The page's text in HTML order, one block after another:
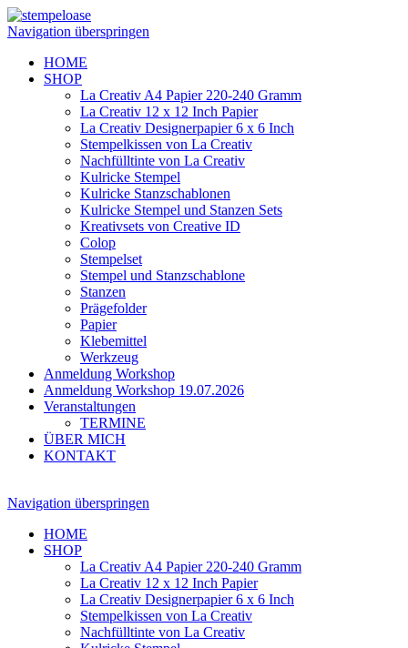
Navigation überspringen
HOME
SHOP
La Creativ A4 Papier 220-240 Gramm
La Creativ 12 x 12 Inch Papier
La Creativ Designerpapier 6 x 6 Inch
Stempelkissen von La Creativ
Nachfülltinte von La Creativ
Kulricke Stempel
Kulricke Stanzschablonen
Kulricke Stempel und Stanzen Sets
Kreativsets von Creative ID
Colop
Stempelset
Stempel und Stanzschablone
Stanzen
Prägefolder
Papier
Klebemittel
Werkzeug
Anmeldung Workshop
Anmeldung Workshop 19.07.2026
Veranstaltungen
TERMINE
ÜBER MICH
KONTAKT
Navigation überspringen
HOME
SHOP
La Creativ A4 Papier 220-240 Gramm
La Creativ 12 x 12 Inch Papier
La Creativ Designerpapier 6 x 6 Inch
Stempelkissen von La Creativ
Nachfülltinte von La Creativ